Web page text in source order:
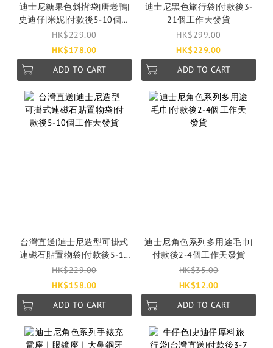
迪士尼糖果色斜揹袋|唐老鴨|
史迪仔|米妮|付款後5-10個工
作天發貨
HK$229.00
HK$178.00
ADD TO CART
迪士尼黑色旅行袋|付款後3-
21個工作天發貨
HK$299.00
HK$229.00
ADD TO CART
台灣直送|迪士尼造型可掛式
連磁石貼置物袋|付款後5-10
個工作天發貨
HK$229.00
HK$158.00
ADD TO CART
迪士尼角色系列多用途毛巾|
付款後2-4個工作天發貨
HK$35.00
HK$12.00
ADD TO CART